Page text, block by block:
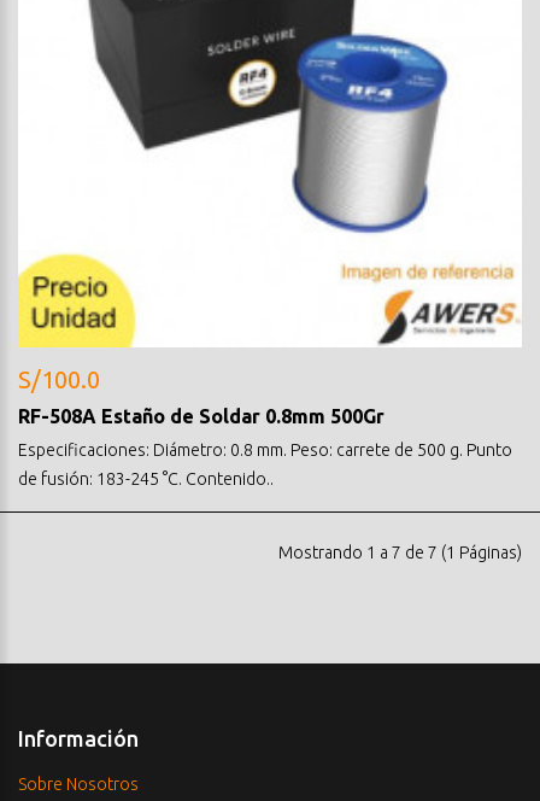
S/100.0
RF-508A Estaño de Soldar 0.8mm 500Gr
Especificaciones: Diámetro: 0.8 mm. Peso: carrete de 500 g. Punto
de fusión: 183-245 °C. Contenido..
Mostrando 1 a 7 de 7 (1 Páginas)
Información
Sobre Nosotros